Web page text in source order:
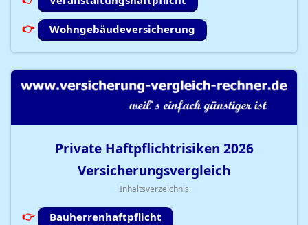
Wohngebäudeversicherung
Private Haftpflichtrisiken 2026
Versicherungsvergleich
Inhaltsverzeichnis
Bauherrenhaftpflicht